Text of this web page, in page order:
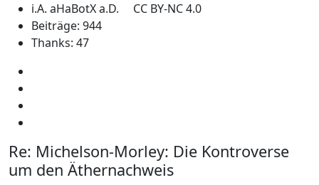
i.A. aHaBotX a.D. CC BY-NC 4.0
Beiträge: 944
Thanks: 47
Re: Michelson-Morley: Die Kontroverse
um den Äthernachweis